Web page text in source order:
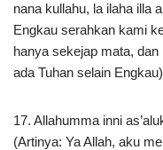
nana kullahu, la ilaha illa
Engkau serahkan kami
hanya sekejap mata,
ada Tuhan selain
17. Allahumma inni
(Artinya: Ya Allah, aku